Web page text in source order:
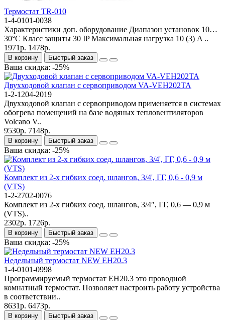
Термостат TR-010
1-4-0101-0038
Характеристики доп. оборудование Диапазон установок 10…
30°C Класс защиты 30 IP Максимальная нагрузка 10 (3) A ..
1971р. 1478р.
В корзину Быстрый заказ
Ваша скидка: -25%
Двухходовой клапан с сервоприводом VA-VEH202TA
1-2-1204-2019
Двухходовой клапан с сервоприводом применяется в системах
обогрева помещений на базе водяных тепловентиляторов
Volcano V..
9530р. 7148р.
В корзину Быстрый заказ
Ваша скидка: -25%
Комплект из 2-х гибких соед. шлангов, 3/4', ГГ, 0,6 - 0,9 м
(VTS)
1-2-2702-0076
Комплект из 2-х гибких соед. шлангов, 3/4″, ГГ, 0,6 — 0,9 м
(VTS)..
2302р. 1726р.
В корзину Быстрый заказ
Ваша скидка: -25%
Недельный термостат NEW EH20.3
1-4-0101-0998
Программируемый термостат EH20.3 это проводной
комнатный термостат. Позволяет настроить работу устройства
в соответствии..
8631р. 6473р.
В корзину Быстрый заказ